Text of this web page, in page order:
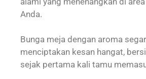
Anda.
Bunga meja dengan aroma
menciptakan kesan hangat,
sejak pertama kali tamu